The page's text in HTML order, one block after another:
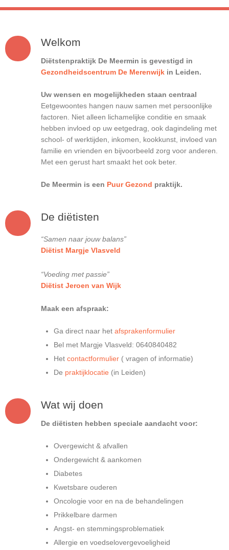
Welkom
Diëtstenpraktijk De Meermin is gevestigd in
Gezondheidscentrum De Merenwijk in Leiden.
Uw wensen en mogelijkheden staan centraal
Eetgewoontes hangen nauw samen met persoonlijke
factoren. Niet alleen lichamelijke conditie en smaak
hebben invloed op uw eetgedrag, ook dagindeling met
school- of werktijden, inkomen, kookkunst, invloed van
familie en vrienden en bijvoorbeeld zorg voor anderen.
Met een gerust hart smaakt het ook beter.
De Meermin is een Puur Gezond praktijk.
De diëtisten
“Samen naar jouw balans”
Diëtist Margje Vlasveld
“Voeding met passie”
Diëtist Jeroen van Wijk
Maak een afspraak:
Ga direct naar het afsprakenformulier
Bel met Margje Vlasveld: 0640840482
Het contactformulier ( vragen of informatie)
De praktijklocatie (in Leiden)
Wat wij doen
De diëtisten hebben speciale aandacht voor:
Overgewicht & afvallen
Ondergewicht & aankomen
Diabetes
Kwetsbare ouderen
Oncologie voor en na de behandelingen
Prikkelbare darmen
Angst- en stemmingsproblematiek
Allergie en voedselovergevoeligheid